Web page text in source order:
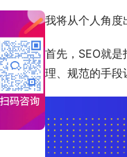
我将从个人角度
首先，SEO就
理、规范的手段